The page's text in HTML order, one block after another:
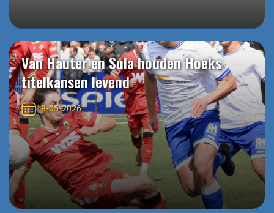
Van Hauter en Sula houden Hoeks
titelkansen levend
18-05-2026